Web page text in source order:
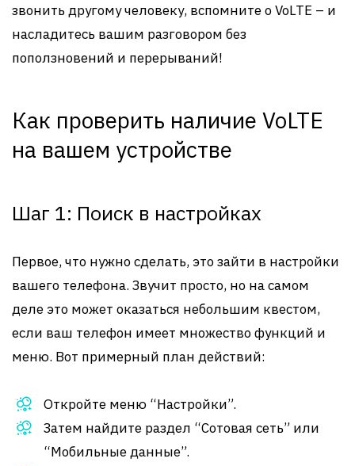
звонить другому человеку, вспомните о VoLTE – и
насладитесь вашим разговором без
поползновений и перерываний!
Как проверить наличие VoLTE
на вашем устройстве
Шаг 1: Поиск в настройках
Первое, что нужно сделать, это зайти в настройки
вашего телефона. Звучит просто, но на самом
деле это может оказаться небольшим квестом,
если ваш телефон имеет множество функций и
меню. Вот примерный план действий:
Откройте меню “Настройки”.
Затем найдите раздел “Сотовая сеть” или
“Мобильные данные”.